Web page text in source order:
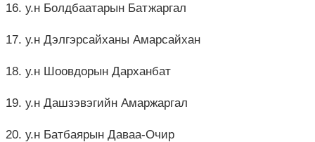
16. у.н Болдбаатарын Батжаргал
17. у.н Дэлгэрсайханы Амарсайхан
18. у.н Шоовдорын Дарханбат
19. у.н Дашзэвэгийн Амаржаргал
20. у.н Батбаярын Даваа-Очир